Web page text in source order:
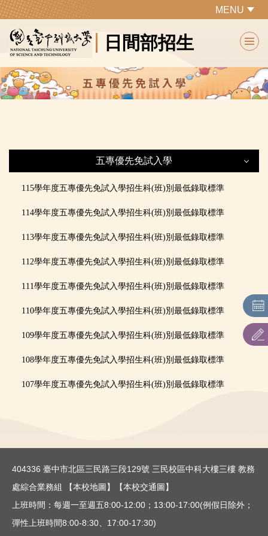
跳
主
要
內
容
區
日間部招生
MENU
五專優先免試入學
五專優先免試入學
招生重要日程
招生簡章
各系所招生相關資訊網
聯合招生：主辦單位連結
表件下載
115學年度五專優先免試入學招生科(班)別最低錄取標準
114學年度五專優先免試入學招生科(班)別最低錄取標準
113學年度五專優先免試入學招生科(班)別最低錄取標準
112學年度五專優先免試入學招生科(班)別最低錄取標準
111學年度五專優先免試入學招生科(班)別最低錄取標準
110學年度五專優先免試入學招生科(班)別最低錄取標準
109學年度五專優先免試入學招生科(班)別最低錄取標準
108學年度五專優先免試入學招生科(班)別最低錄取標準
107學年度五專優先免試入學招生科(班)別最低錄取標準
404336 臺中市北區三民路三段129號 三民校區中科大樓三樓 教務
處綜合業務組
【本校地圖】
【本校交通圖】
上班時間：每週一至週五8:00-12:00；13:00-17:00(例假日除外；
彈性上班時間8:00-8:30、17:00-17:30)